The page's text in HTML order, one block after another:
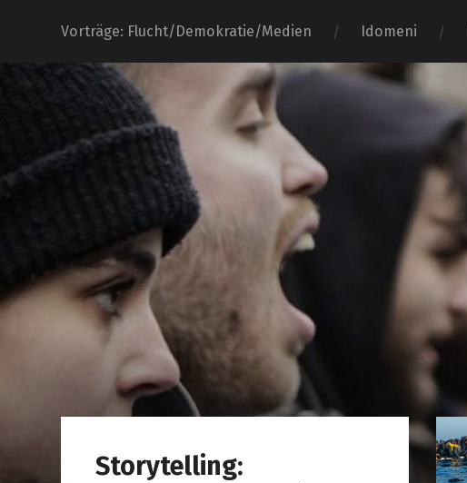
Vorträge: Flucht/Demokratie/Medien Idomeni
Storytelling: